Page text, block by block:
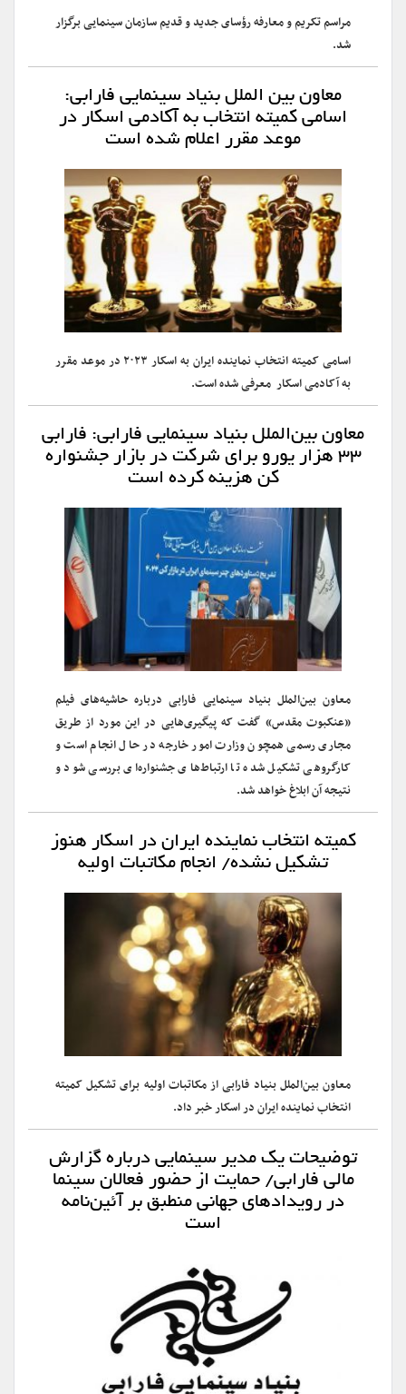
مراسم تکریم و معارفه رؤسای جدید و قدیم سازمان سینمایی برگزار
شد.
معاون بین الملل بنیاد سینمایی فارابی:
اسامی کمیته انتخاب به آکادمی اسکار در
موعد مقرر اعلام شده است
اسامی کمیته انتخاب نماینده ایران به اسکار ۲۰۲۳ در موعد مقرر
به آکادمی اسکار معرفی شده است.
معاون بین‌الملل بنیاد سینمایی فارابی: فارابی
۳۳ هزار یورو برای شرکت در بازار جشنواره
کن هزینه کرده است
معاون بین‌الملل بنیاد سینمایی فارابی درباره حاشیه‌های فیلم
«عنکبوت مقدس» گفت که پیگیری‌هایی در این مورد از طریق
مجاری رسمی همچون وزارت امور خارجه در حال انجام است و
کارگروهی تشکیل شده تا ارتباط‌های جشنواره‌ای بررسی شود و
نتیجه آن ابلاغ خواهد شد.
کمیته انتخاب نماینده ایران در اسکار هنوز
تشکیل نشده/ انجام مکاتبات اولیه
معاون بین‌الملل بنیاد فارابی از مکاتبات اولیه برای تشکیل کمیته
انتخاب نماینده ایران در اسکار خبر داد.
توضیحات یک مدیر سینمایی درباره گزارش
مالی فارابی/ حمایت از حضور فعالان سینما
در رویدادهای جهانی منطبق بر آئین‌نامه
است